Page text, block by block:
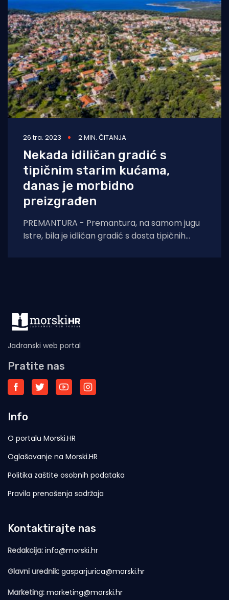
26 tra. 2023 2 MIN. ČITANJA
Nekada idiličan gradić s
tipičnim starim kućama,
danas je morbidno
preizgrađen
PREMANTURA - Premantura, na samom jugu
Istre, bila je idličan gradić s dosta tipičnih
Jadranski web portal
Pratite nas
Info
O portalu Morski.HR
Oglašavanje na Morski.HR
Politika zaštite osobnih podataka
Pravila prenošenja sadržaja
Kontaktirajte nas
Redakcija: info@morski.hr
Glavni urednik: gasparjurica@morski.hr
Marketing: marketing@morski.hr